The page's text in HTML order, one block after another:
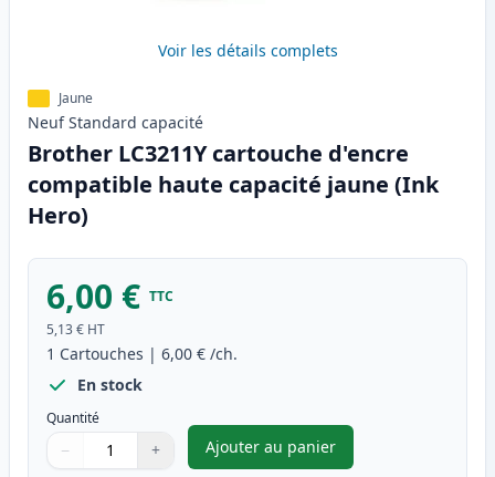
Voir les détails complets
Jaune
Neuf Standard capacité
Brother LC3211Y cartouche d'encre
compatible haute capacité jaune (Ink
Hero)
6,00 € TTC
5,13 € HT
1 Cartouches | 6,00 € /ch.
En stock
Quantité
Quantité
Utilisez les boutons pour ajuster
− +
Quantité
Ajouter au panier
,Brother LC3211Y cartouche